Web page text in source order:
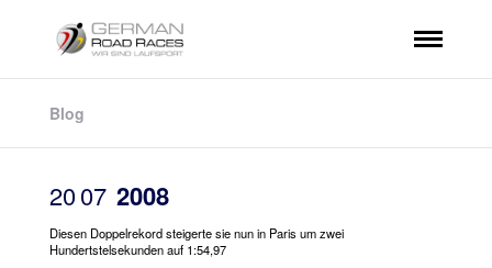
Blog
2007 2008
Diesen Doppelrekord steigerte sie nun in Paris um zwei
Hundertstelsekunden auf 1:54,97